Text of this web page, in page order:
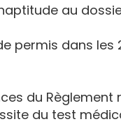
au
permis dans les
du
du test